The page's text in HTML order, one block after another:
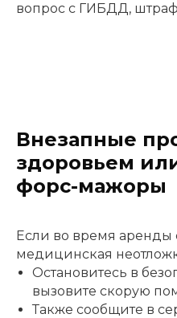
вопрос с ГИБДД,
Внезапные
здоровьем
форс-мажоры
Если во время аренды
медицинская
Остановитесь в
вызовите скорую
Также сообщите в